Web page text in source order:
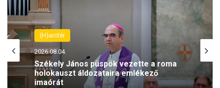
(H)arctér
2026.08.04.
Székely János püspök vezette a roma
holokauszt áldozataira emlékező
imaórát